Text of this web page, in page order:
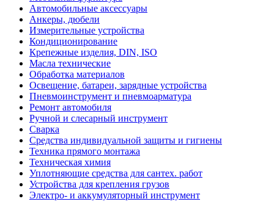
Автомобильные аксессуары
Анкеры, дюбели
Измерительные устройства
Кондиционирование
Крепежные изделия, DIN, ISO
Масла технические
Обработка материалов
Освещение, батареи, зарядные устройства
Пневмоинструмент и пневмоарматура
Ремонт автомобиля
Ручной и слесарный инструмент
Сварка
Средства индивидуальной защиты и гигиены
Техника прямого монтажа
Техническая химия
Уплотняющие средства для сантех. работ
Устройства для крепления грузов
Электро- и аккумуляторный инструмент